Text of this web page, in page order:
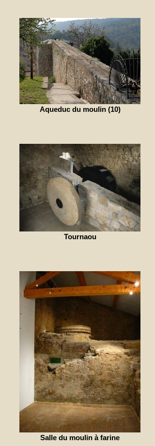
Aqueduc du moulin (10)
Tournaou
Salle du moulin à farine